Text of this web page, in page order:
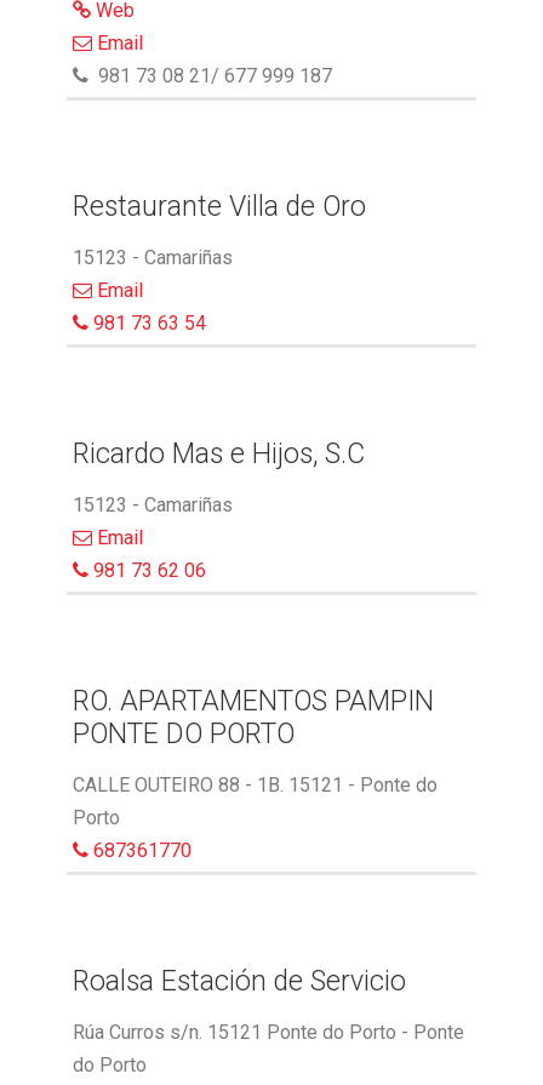
Web
Email
981 73 08 21/ 677 999 187
Restaurante Villa de Oro
15123 - Camariñas
Email
981 73 63 54
Ricardo Mas e Hijos, S.C
15123 - Camariñas
Email
981 73 62 06
RO. APARTAMENTOS PAMPIN
PONTE DO PORTO
CALLE OUTEIRO 88 - 1B. 15121 - Ponte do
Porto
687361770
Roalsa Estación de Servicio
Rúa Curros s/n. 15121 Ponte do Porto - Ponte
do Porto